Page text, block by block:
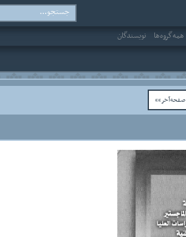
همه‌گروه‌ها
نویسندگان
صفحه‌آخر»»